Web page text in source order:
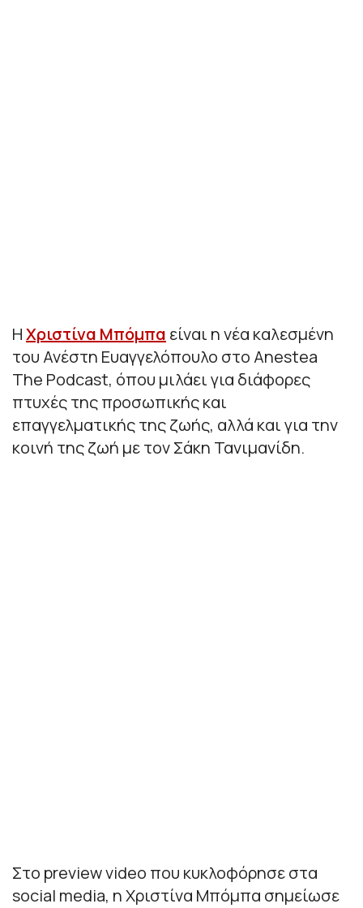
ΗΧριστίνα Μπόμπα είναι η νέα καλεσμένη
του Ανέστη Ευαγγελόπουλο στo Anestea
The Podcast, όπου μιλάει για διάφορες
πτυχές της προσωπικής και
επαγγελματικής της ζωής, αλλά και για την
κοινή της ζωή με τον Σάκη Τανιμανίδη.
Στο preview video που κυκλοφόρησε στα
social media, η Χριστίνα Μπόμπα σημείωσε